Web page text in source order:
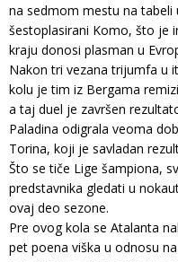
na sedmom mestu na tabeli
šestoplasirani Komo, što je
kraju donosi plasman u
Nakon tri vezana trijumfa u
kolu je tim iz Bergama
a taj duel je završen
Paladina odigrala veoma
Torina, koji je savladan
Što se tiče Lige šampiona,
predstavnika gledati u
ovaj deo sezone.
Pre ovog kola se Atalanta
pet poena viška u odnosu